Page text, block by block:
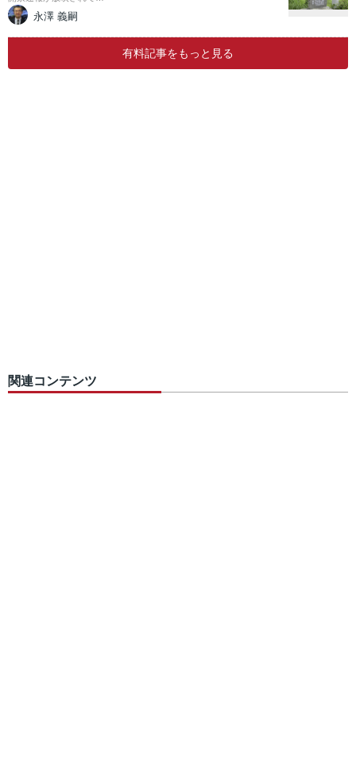
永澤 義嗣
有料記事をもっと見る
関連コンテンツ